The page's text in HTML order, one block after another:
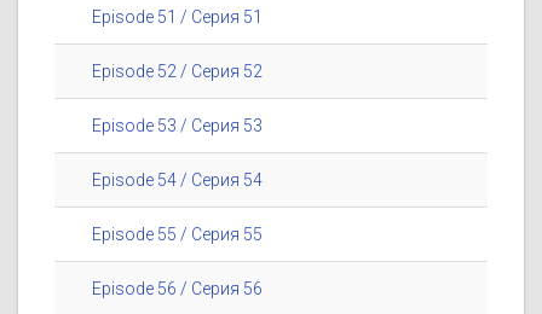
Episode 51 / Серия 51
Episode 52 / Серия 52
Episode 53 / Серия 53
Episode 54 / Серия 54
Episode 55 / Серия 55
Episode 56 / Серия 56